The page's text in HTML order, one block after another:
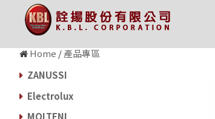
Home /產品專區
ZANUSSI
Electrolux
MOLTENI